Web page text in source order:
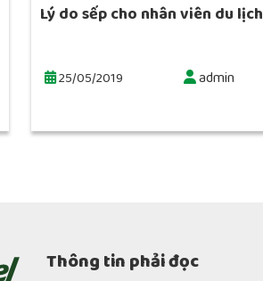
Lý do sếp cho nhân viên du lịch
25/05/2019 admin
Thông tin phải đọc